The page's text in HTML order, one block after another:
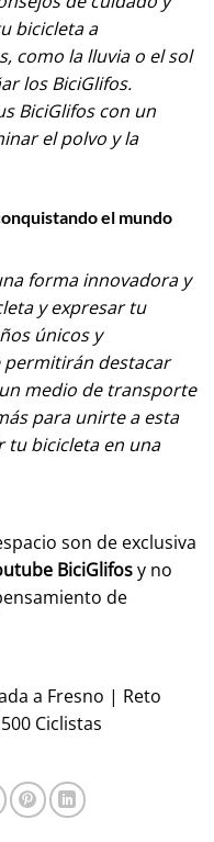
bicicleta a
como la lluvia o el sol
los BiciGlifos.
BiciGlifos con un
el polvo y la
el mundo
forma innovadora y
y expresar tu
únicos y
permitirán destacar
medio de transporte
para unirte a esta
tu bicicleta en una
son de exclusiva
BiciGlifosy no
de
a Fresno | Reto
Ciclistas